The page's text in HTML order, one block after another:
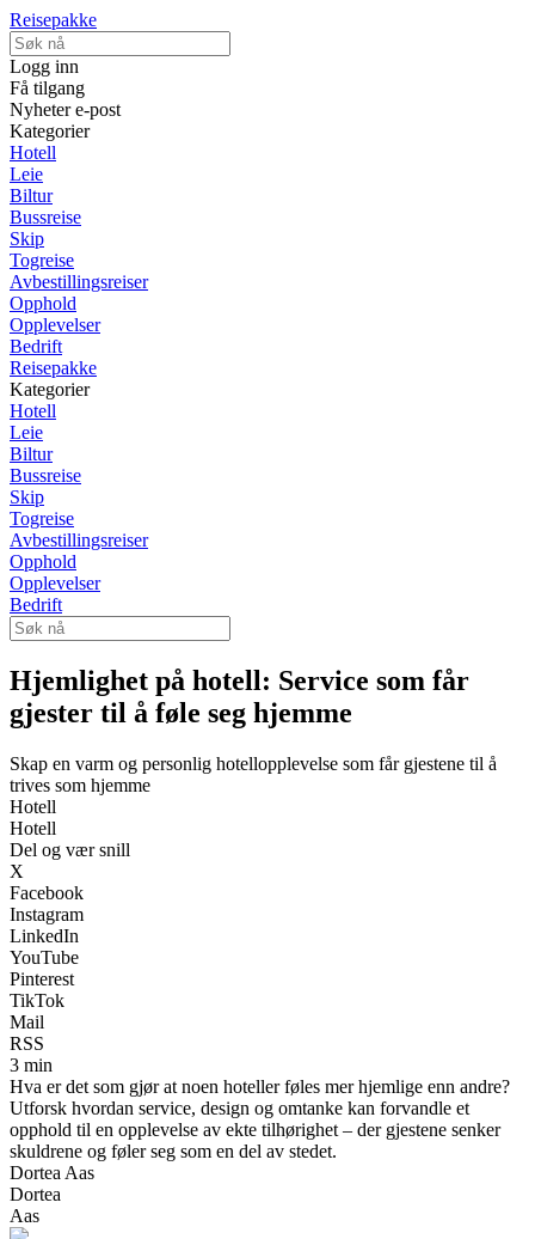
Reisepakke
Logg inn
Få tilgang
Nyheter e-post
Kategorier
Hotell
Leie
Biltur
Bussreise
Skip
Togreise
Avbestillingsreiser
Opphold
Opplevelser
Bedrift
Reisepakke
Kategorier
Hotell
Leie
Biltur
Bussreise
Skip
Togreise
Avbestillingsreiser
Opphold
Opplevelser
Bedrift
Hjemlighet på hotell: Service som får
gjester til å føle seg hjemme
Skap en varm og personlig hotellopplevelse som får gjestene til å
trives som hjemme
Hotell
Hotell
Del og vær snill
X
Facebook
Instagram
LinkedIn
YouTube
Pinterest
TikTok
Mail
RSS
3 min
Hva er det som gjør at noen hoteller føles mer hjemlige enn andre?
Utforsk hvordan service, design og omtanke kan forvandle et
opphold til en opplevelse av ekte tilhørighet – der gjestene senker
skuldrene og føler seg som en del av stedet.
Dortea Aas
Dortea
Aas